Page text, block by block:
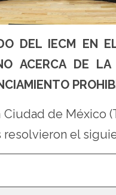
DEL IECM EN
ACERCA DE
de México
resolvieron el